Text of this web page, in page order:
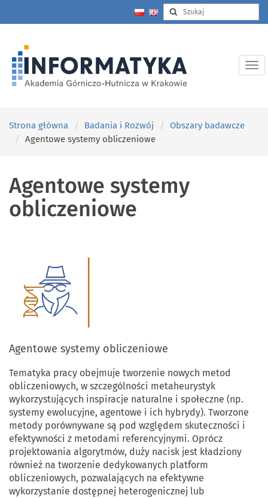
Strona główna Badania i Rozwój
Obszary badawcze
Agentowe systemy obliczeniowe
Agentowe systemy
obliczeniowe
Agentowe systemy obliczeniowe
Tematyka pracy obejmuje tworzenie nowych metod
obliczeniowych, w szczególności metaheurystyk
wykorzystujących inspiracje naturalne i społeczne (np.
systemy ewolucyjne, agentowe i ich hybrydy). Tworzone
metody porównywane są pod względem skuteczności i
efektywności z metodami referencyjnymi. Oprócz
projektowania algorytmów, duży nacisk jest kładziony
również na tworzenie dedykowanych platform
obliczeniowych, pozwalających na efektywne
wykorzystanie dostępnej heterogenicznej lub